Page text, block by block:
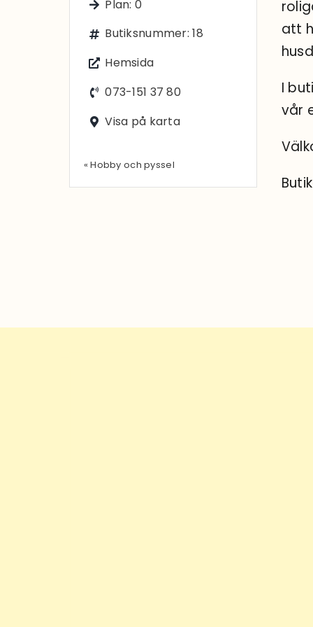
Plan: 0
Butiksnummer: 18
Hemsida
073-151 37 80
Visa på karta
« Hobby och pyssel
att
I
vår